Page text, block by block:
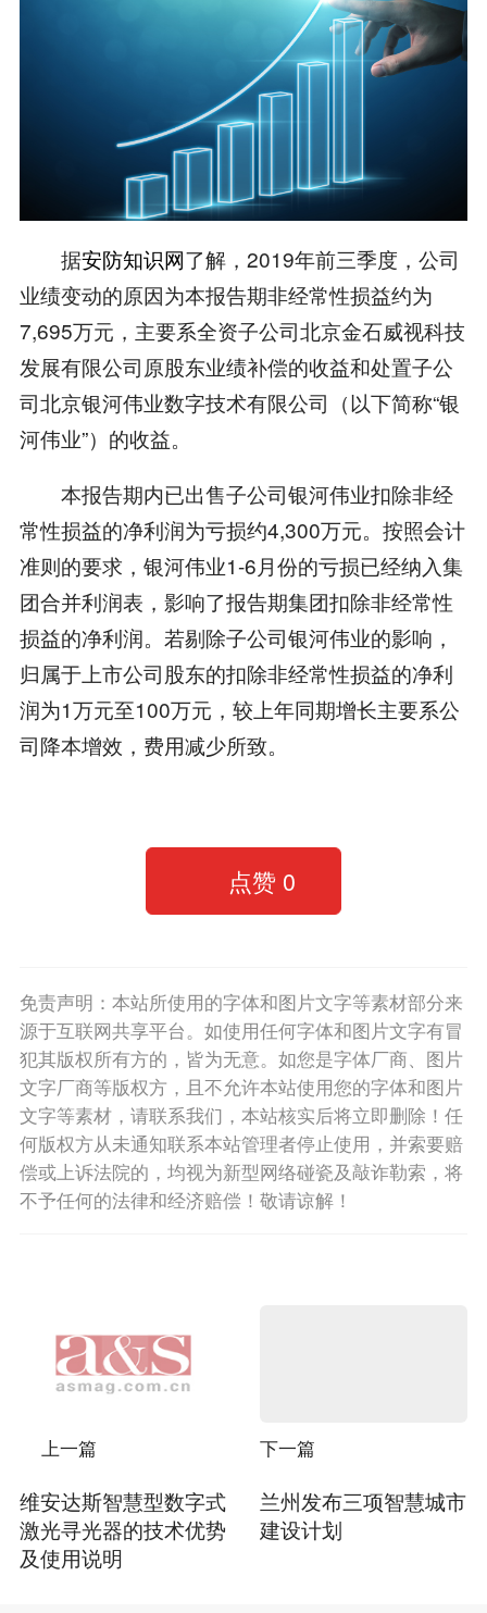
据安防知识网了解，2019年前三季度，公司
业绩变动的原因为本报告期非经常性损益约为
7,695万元，主要系全资子公司北京金石威视科技
发展有限公司原股东业绩补偿的收益和处置子公
司北京银河伟业数字技术有限公司（以下简称“银
河伟业”）的收益。
本报告期内已出售子公司银河伟业扣除非经
常性损益的净利润为亏损约4,300万元。按照会计
准则的要求，银河伟业1-6月份的亏损已经纳入集
团合并利润表，影响了报告期集团扣除非经常性
损益的净利润。若剔除子公司银河伟业的影响，
归属于上市公司股东的扣除非经常性损益的净利
润为1万元至100万元，较上年同期增长主要系公
司降本增效，费用减少所致。
点赞 0
免责声明：本站所使用的字体和图片文字等素材部分来
源于互联网共享平台。如使用任何字体和图片文字有冒
犯其版权所有方的，皆为无意。如您是字体厂商、图片
文字厂商等版权方，且不允许本站使用您的字体和图片
文字等素材，请联系我们，本站核实后将立即删除！任
何版权方从未通知联系本站管理者停止使用，并索要赔
偿或上诉法院的，均视为新型网络碰瓷及敲诈勒索，将
不予任何的法律和经济赔偿！敬请谅解！
上一篇
维安达斯智慧型数字式
激光寻光器的技术优势
及使用说明
下一篇
兰州发布三项智慧城市
建设计划